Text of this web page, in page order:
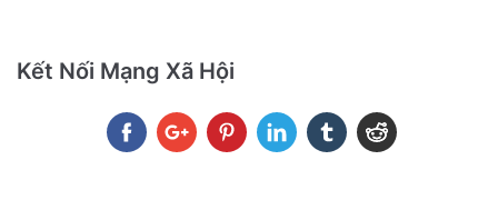
Kết Nối Mạng Xã Hội